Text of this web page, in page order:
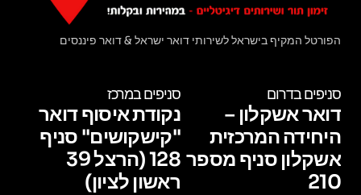
הפורטל המקיף בישראל לשירותי דואר ישראל & דואר פיננסים
סניפים בדרום
דואר אשקלון –
היחידה המרכזית
אשקלון סניף מספר
210
סניפים במרכז
נקודת איסוף דואר
"קישקושים" סניף
128 (הרצל 39
ראשון לציון)